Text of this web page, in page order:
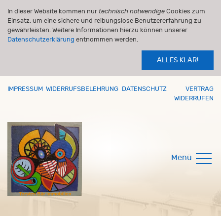
In dieser Website kommen nur technisch notwendige Cookies zum
Einsatz, um eine sichere und reibungslose Benutzererfahrung zu
gewährleisten. Weitere Informationen hierzu können unserer
Datenschutzerklärung entnommen werden.
ALLES KLAR!
IMPRESSUM WIDERRUFSBELEHRUNG DATENSCHUTZ
VERTRAG
WIDERRUFEN
Menü